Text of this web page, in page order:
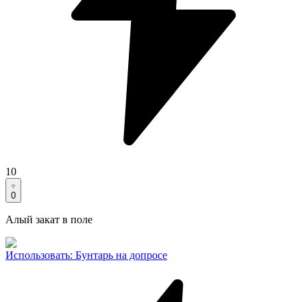
10
0
Алый закат в поле
Использовать: Бунтарь на допросе